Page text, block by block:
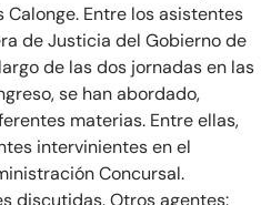
Calonge. Entre los asistentes
de Justicia del Gobierno de
de las dos jornadas en las
se han abordado,
materias. Entre ellas,
intervinientes en el
Concursal.
discutidas. Otros agentes: